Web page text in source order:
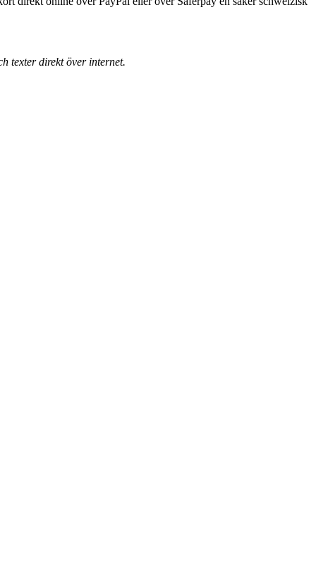
texter direkt över internet.